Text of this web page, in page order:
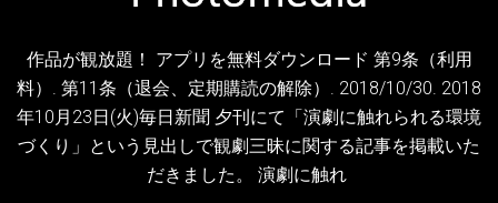
作品が観放題！ アプリを無料ダウンロード 第9条（利用
料）. 第11条（退会、定期購読の解除）. 2018/10/30. 2018
年10月23日(火)毎日新聞 夕刊にて「演劇に触れられる環境
づくり」という見出しで観劇三昧に関する記事を掲載いた
だきました。 演劇に触れ